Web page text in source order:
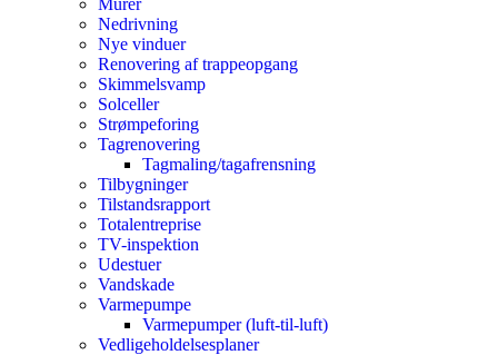
Murer
Nedrivning
Nye vinduer
Renovering af trappeopgang
Skimmelsvamp
Solceller
Strømpeforing
Tagrenovering
Tagmaling/tagafrensning
Tilbygninger
Tilstandsrapport
Totalentreprise
TV-inspektion
Udestuer
Vandskade
Varmepumpe
Varmepumper (luft-til-luft)
Vedligeholdelsesplaner